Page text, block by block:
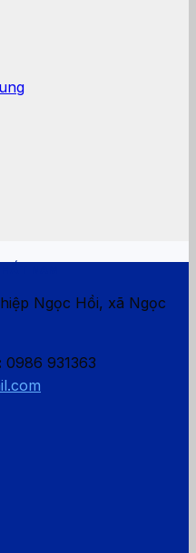
Ngọc Hồi, xã Ngọc
0986 931363